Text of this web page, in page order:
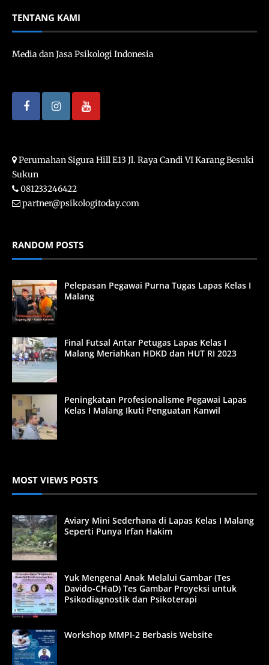
TENTANG KAMI
Media dan Jasa Psikologi Indonesia
Perumahan Sigura Hill E13 Jl. Raya Candi VI Karang Besuki
Sukun
081233246422
partner@psikologitoday.com
RANDOM POSTS
Pelepasan Pegawai Purna Tugas Lapas Kelas I
Malang
Final Futsal Antar Petugas Lapas Kelas I
Malang Meriahkan HDKD dan HUT RI 2023
Peningkatan Profesionalisme Pegawai Lapas
Kelas I Malang Ikuti Penguatan Kanwil
MOST VIEWS POSTS
Aviary Mini Sederhana di Lapas Kelas I Malang
Seperti Punya Irfan Hakim
Yuk Mengenal Anak Melalui Gambar (Tes
Davido-CHaD) Tes Gambar Proyeksi untuk
Psikodiagnostik dan Psikoterapi
Workshop MMPI-2 Berbasis Website